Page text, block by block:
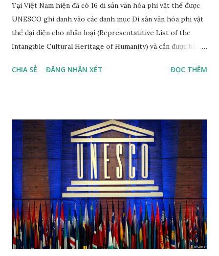
Tại Việt Nam hiện đã có 16 di sản văn hóa phi vật thể được
UNESCO ghi danh vào các danh mục Di sản văn hóa phi vật
thể đại diện cho nhân loại (Representatitive List of the
Intangible Cultural Heritage of Humanity) và cần được bảo
Urgent Safeguarding) theo thứ tự năm công nhận mới nhất
đại diện của nhân loại. Nhã nhạc cung đình Huế là thể loại
nhạc của cung đình thời phong kiến, được biểu diễn vào các
dịp lễ hội (vua đăng quang, băng hà, các lễ hội tôn nghiêm
khác) trong năm của các triều đại nhà Nguyễn của Việt Nam.
Nhã nhạc cung đình Huế đã được UNESCO công nhận là
Kiệt tác truyền khẩu và phi vật thể nhân loại vào năm 2003.
Theo đánh giá của UNESCO, "trong các thể loại nhạc cổ
truyền ở Việt Nam, chỉ có Nhã nhạc đạt tới tầm vóc quốc
gia". ...
CHIA SẺ ĐĂNG NHẬN XÉT ĐỌC THÊM